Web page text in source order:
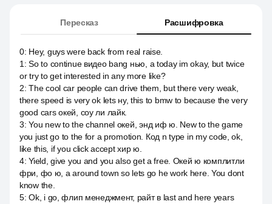
Пересказ Расшифровка
0: Hey, guys were back from real raise.
1 :So to continue видео bang нью, а today im okay, but twice
or try to get interested in any more like?
2:The cool car people can drive them, but there very weak,
there speed is very ok lets ну, this to bmw to because the very
good cars окей, соу ли лайк.
3:You new to the channel окей, энд иф ю. New to the game
you just go to the for a promotion. Код n type in my code, ok,
like this, if you click accept хир ю.
4:Yield, give you and you also get a free. Окей ю комплитли
фри, фо ю, а around town so lets go he work here. You dont
know the.
5:Ok, i go, флип менеджмент, райт в last and here years